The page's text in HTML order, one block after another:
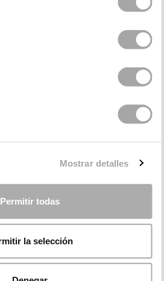
Mostrar detalles
Permitir todas
la selección